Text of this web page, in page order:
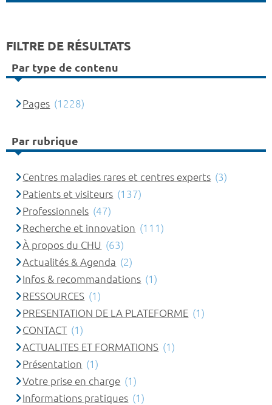
FILTRE DE RÉSULTATS
Par type de contenu
Pages (1228)
Par rubrique
Centres maladies rares et centres experts (3)
Patients et visiteurs (137)
Professionnels (47)
Recherche et innovation (111)
À propos du CHU (63)
Actualités & Agenda (2)
Infos & recommandations (1)
RESSOURCES (1)
PRESENTATION DE LA PLATEFORME (1)
CONTACT (1)
ACTUALITES ET FORMATIONS (1)
Présentation (1)
Votre prise en charge (1)
Informations pratiques (1)